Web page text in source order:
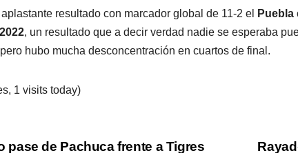
resultado con marcador global de 11-2 el Puebla
, un resultado que a decir verdad nadie se esperaba
hubo mucha desconcentración en cuartos de final.
1 visits today)
pase de Pachuca frente a Tigres